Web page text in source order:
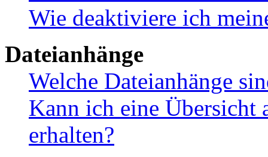
Wie deaktiviere ich
Dateianhänge
Welche Dateianhänge
Kann ich eine Übersicht
erhalten?